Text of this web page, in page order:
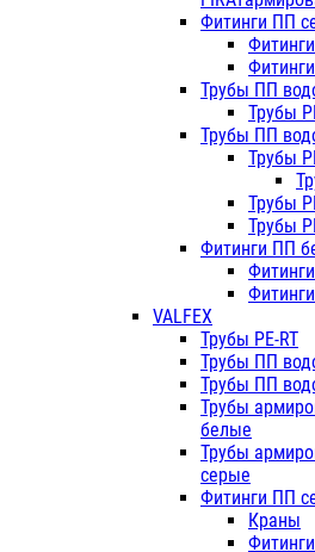
Фитинги ПП
Трубы ПП
Трубы
Трубы ПП
Трубы
Трубы
Трубы
Фитинги ПП
VALFEX
Трубы PE-RT
Трубы ПП
Трубы ПП
Трубы
белые
Трубы
серые
Фитинги ПП
Краны